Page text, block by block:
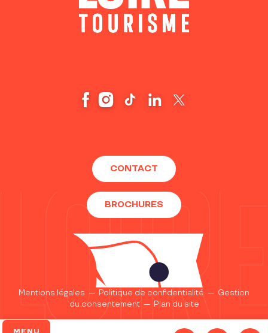
CONTACT
BROCHURES
Mentions légales — Politique de confidentialité — Gestion
du consentement— Plan du site